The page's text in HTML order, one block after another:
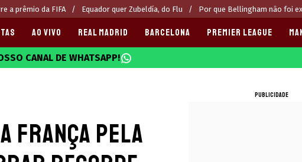
a prêmio da FIFA Equador quer Zubeldía, do Flu Por que Bellingham não foi
AO VIVO REAL MADRID BARCELONA PREMIER LEAGUE
CANAL DE WHATSAPP!
França pela
PUBLICIDADE